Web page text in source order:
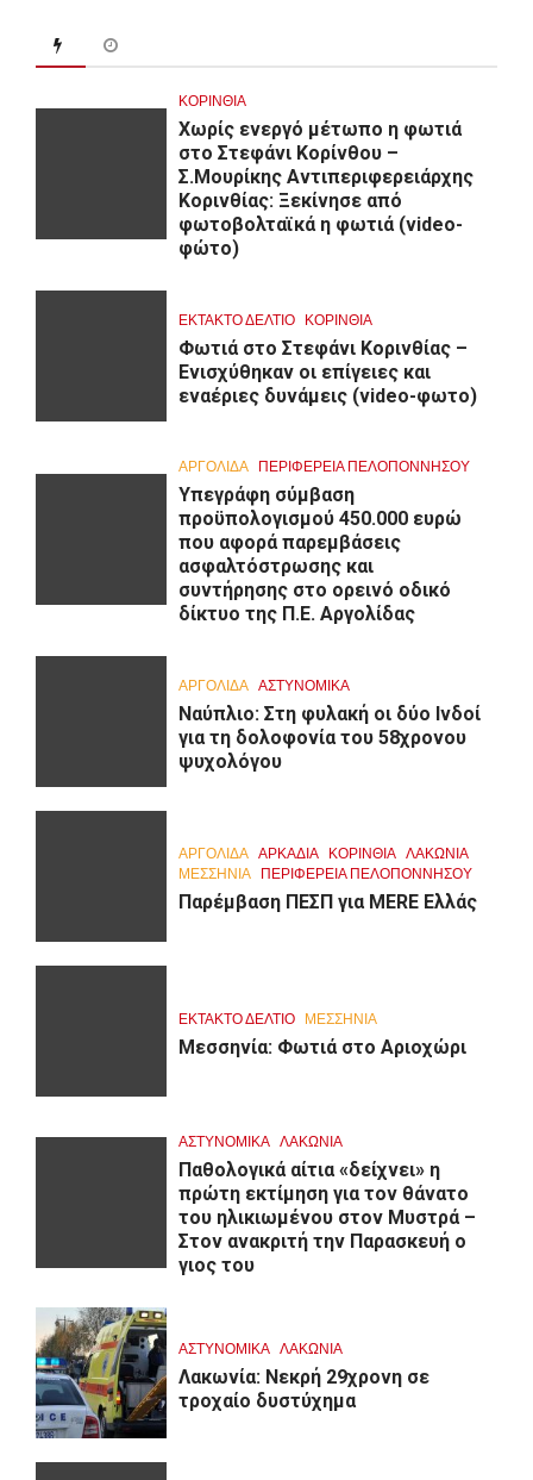
ΚΟΡΙΝΘΊΑ
Χωρίς ενεργό μέτωπο η φωτιά
στο Στεφάνι Κορίνθου –
Σ.Μουρίκης Αντιπεριφερειάρχης
Κορινθίας: Ξεκίνησε από
φωτοβολταϊκά η φωτιά (video-
φώτο)
ΕΚΤΑΚΤΟ ΔΕΛΤΙΟ ΚΟΡΙΝΘΊΑ
Φωτιά στο Στεφάνι Κορινθίας –
Ενισχύθηκαν οι επίγειες και
εναέριες δυνάμεις (video-φωτο)
ΑΡΓΟΛΙΔΑ ΠΕΡΙΦΈΡΕΙΑ ΠΕΛΟΠΟΝΝΉΣΟΥ
Υπεγράφη σύμβαση
προϋπολογισμού 450.000 ευρώ
που αφορά παρεμβάσεις
ασφαλτόστρωσης και
συντήρησης στο ορεινό οδικό
δίκτυο της Π.Ε. Αργολίδας
ΑΡΓΟΛΙΔΑ ΑΣΤΥΝΟΜΙΚΑ
Ναύπλιο: Στη φυλακή οι δύο Ινδοί
για τη δολοφονία του 58χρονου
ψυχολόγου
ΑΡΓΟΛΙΔΑ ΑΡΚΑΔΊΑ ΚΟΡΙΝΘΊΑ ΛΑΚΩΝΙΑ
ΜΕΣΣΗΝΙΑ ΠΕΡΙΦΈΡΕΙΑ ΠΕΛΟΠΟΝΝΉΣΟΥ
Παρέμβαση ΠΕΣΠ για MERE Ελλάς
ΕΚΤΑΚΤΟ ΔΕΛΤΙΟ ΜΕΣΣΗΝΙΑ
Μεσσηνία: Φωτιά στο Αριοχώρι
ΑΣΤΥΝΟΜΙΚΑ ΛΑΚΩΝΙΑ
Παθολογικά αίτια «δείχνει» η
πρώτη εκτίμηση για τον θάνατο
του ηλικιωμένου στον Μυστρά –
Στον ανακριτή την Παρασκευή ο
γιος του
ΑΣΤΥΝΟΜΙΚΑ ΛΑΚΩΝΙΑ
Λακωνία: Νεκρή 29χρονη σε
τροχαίο δυστύχημα